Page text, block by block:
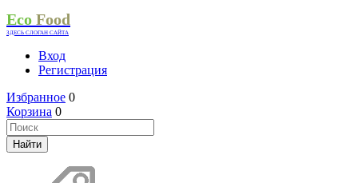
Eco Food
ЗДЕСЬ СЛОГАН САЙТА
Вход
Регистрация
Избранное 0
Корзина 0